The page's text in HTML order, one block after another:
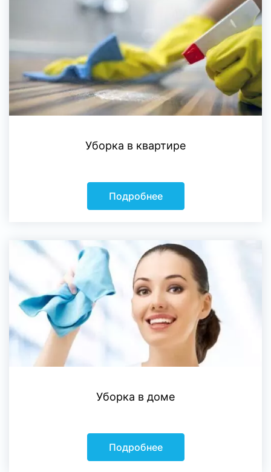
Уборка в квартире
Подробнее
Уборка в доме
Подробнее